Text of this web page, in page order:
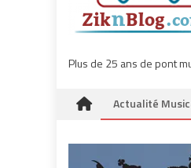
Plus de 25 ans de pont
Actualité